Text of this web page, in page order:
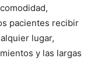
pacientes recibir
lugar,
y las largas